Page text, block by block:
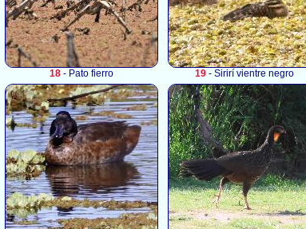
18 - Pato fierro 19 - Sirirí vientre negro